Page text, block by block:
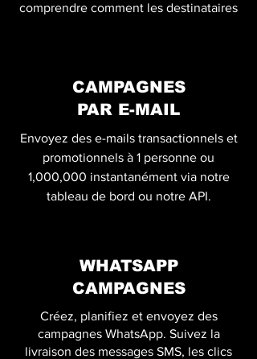
comprendre comment les destinataires
CAMPAGNES
PAR E-MAIL
Envoyez des e-mails transactionnels et
promotionnels à 1 personne ou
1,000,000 instantanément via notre
tableau de bord ou notre API.
WHATSAPP
CAMPAGNES
Créez, planifiez et envoyez des
campagnes WhatsApp. Suivez la
livraison des messages SMS, les clics